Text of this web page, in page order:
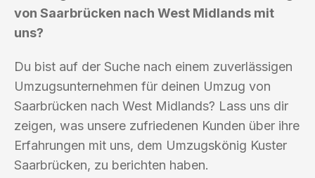
von Saarbrücken nach West Midlands mit
uns?
Du bist auf der Suche nach einem zuverlässigen
Umzugsunternehmen für deinen Umzug von
Saarbrücken nach West Midlands? Lass uns dir
zeigen, was unsere zufriedenen Kunden über ihre
Erfahrungen mit uns, dem Umzugskönig Kuster
Saarbrücken, zu berichten haben.